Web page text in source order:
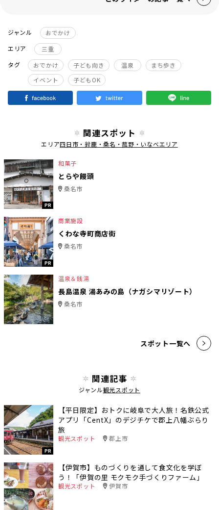
ジャンル
おでかけ
エリア
三重
タグ
おでかけ 子ども向き 温泉
まち歩き
イベント
子どもOK
関連スポット
エリア四日市・鈴鹿・桑名・菰野・いなべエリア
PR
和菓子
とらや饅頭
桑名市
PR
商業施設
くわな寺町商店街
桑名市
温泉＆銭湯
長島温泉 湯あみの島（ナガシマリゾート）
桑名市
スポット一覧へ
関連記事
ジャンル観光スポット
PR
【平日限定】おトクに岐阜で大人旅！名鉄公式
アプリ「CentX」のデジチケで郡上八幡ぶらり
旅
観光スポット 郡上市
【伊賀市】ものづくりを通して食文化を学ぼ
う！「伊賀の里 モクモク手づくりファーム」
観光スポット 伊賀市